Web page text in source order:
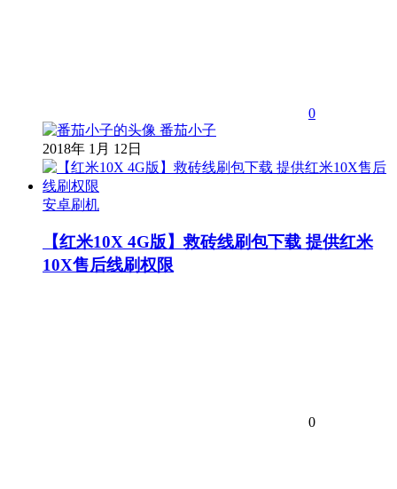
0
番茄小子
2018年 1月 12日
安卓刷机
【红米10X 4G版】救砖线刷包下载 提供红米
10X售后线刷权限
0